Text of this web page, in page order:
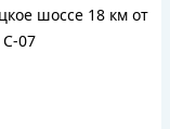
шоссе 18 км от
07